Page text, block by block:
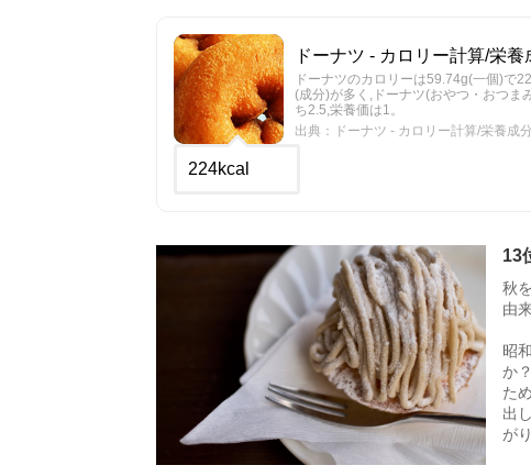
ドーナツ - カロリー計算/栄
ドーナツのカロリーは59.74g(一個)で
(成分)が多く,ドーナツ(おやつ・おつま
ち2.5,栄養価は1。
出典：ドーナツ - カロリー計算/栄養成
224kcal
13
秋
由
昭
か
た
出
が